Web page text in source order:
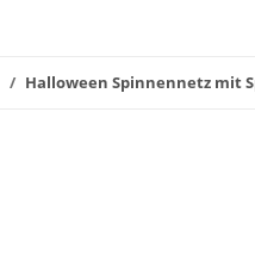
Halloween Spinnennetz mit